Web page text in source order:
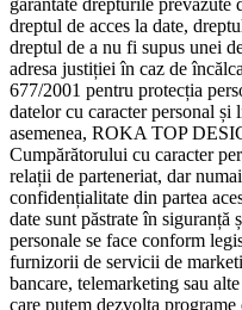
garantate drepturile prevăzute
dreptul de acces la date,
dreptul de a nu fi supus unei
adresa justiției în caz de
677/2001 pentru protecția
datelor cu caracter personal și
asemenea, ROKA TOP
Cumpărătorului cu caracter
relații de parteneriat, dar
confidențialitate din partea
date sunt păstrate în siguranță
personale se face conform
furnizorii de servicii de
bancare, telemarketing sau
care putem dezvolta